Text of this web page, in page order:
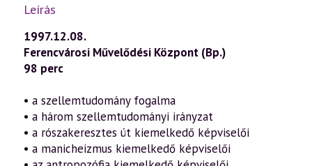
Leírás
1997.12.08.
Ferencvárosi Művelődési Központ (Bp.)
98 perc
• a szellemtudomány fogalma
• a három szellemtudományi irányzat
• a rószakeresztes út kiemelkedő képviselői
• a manicheizmus kiemelkedő képviselői